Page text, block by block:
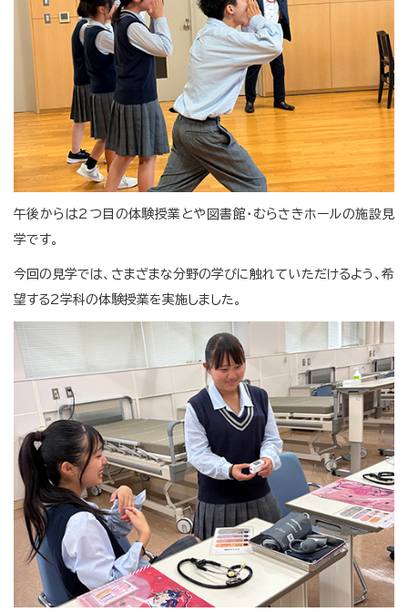
午後からは2つ目の体験授業とや図書館・むらさきホールの施設見
学です。
今回の見学では、さまざまな分野の学びに触れていただけるよう、希
望する2学科の体験授業を実施しました。